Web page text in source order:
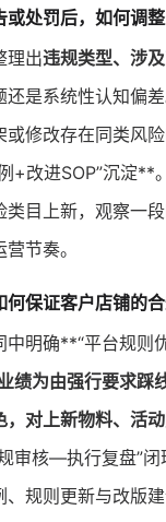
处罚后，如何调
理出违规类型、涉
还是系统性认知偏
或修改存在同类风
+改进SOP”沉淀**
类目上新，观察一
节奏。
保证客户店铺的合
中明确**“平台规则
绩为由强行要求踩
，对上新物料、活
审核—执行复盘”
、规则更新与改版